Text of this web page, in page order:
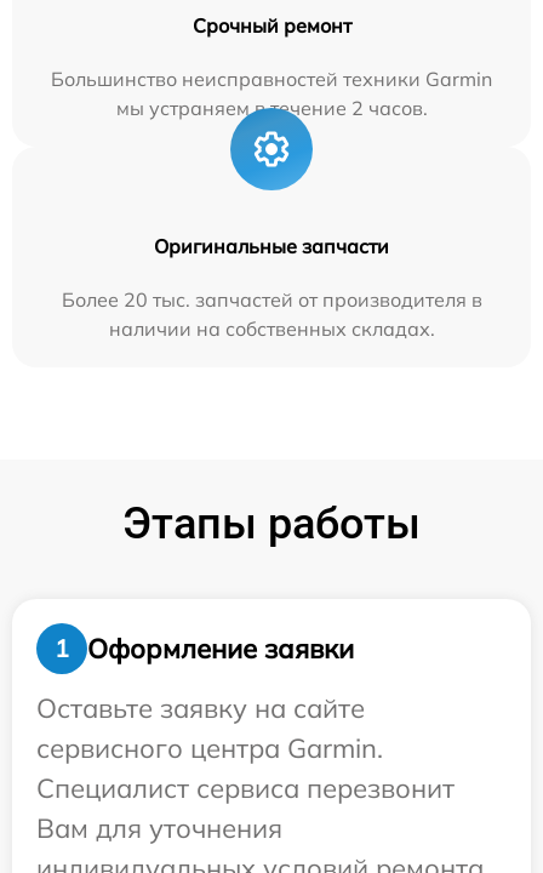
Срочный ремонт
Большинство неисправностей техники Garmin
мы устраняем в течение 2 часов.
Оригинальные запчасти
Более 20 тыс. запчастей от производителя в
наличии на собственных складах.
Этапы работы
1
Оформление заявки
Оставьте заявку на сайте
сервисного центра Garmin.
Специалист сервиса перезвонит
Вам для уточнения